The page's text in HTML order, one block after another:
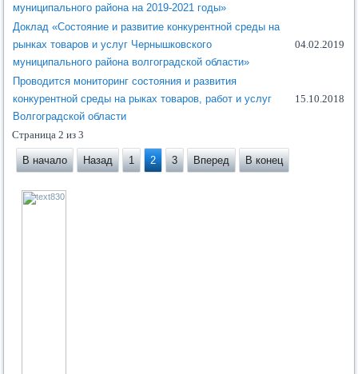
муниципального района на 2019-2021 годы»
Доклад «Состояние и развитие конкурентной среды на
рынках товаров и услуг Чернышковского
муниципального района волгоградской области»
04.02.2019
Проводится мониторинг состояния и развития
конкурентной среды на рыках товаров, работ и услуг
Волгоградской области
15.10.2018
Страница 2 из 3
В начало Назад 1 2 3 Вперед В конец